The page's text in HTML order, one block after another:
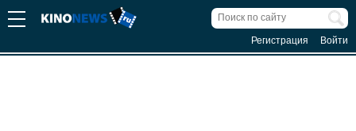
Регистрация Войти